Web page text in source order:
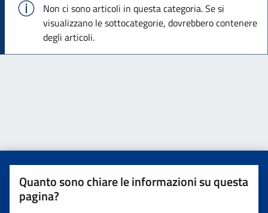
Info
Non ci sono articoli in questa categoria. Se si
visualizzano le sottocategorie, dovrebbero contenere
degli articoli.
Quanto sono chiare le informazioni su questa
pagina?